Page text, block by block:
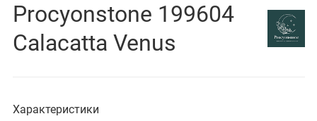
Procyonstone 199604
Calacatta Venus
Характеристики